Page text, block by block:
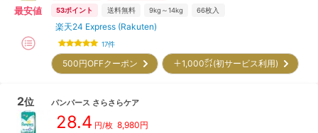
最安値 53ポイント 送料無料 9kg～14kg 66枚入
楽天24 Express (Rakuten)
17件
500円OFFクーポン ＋1,000㌽(初サービス利用)
2位 パンパース さらさらケア
28.4 円/枚 8,980円